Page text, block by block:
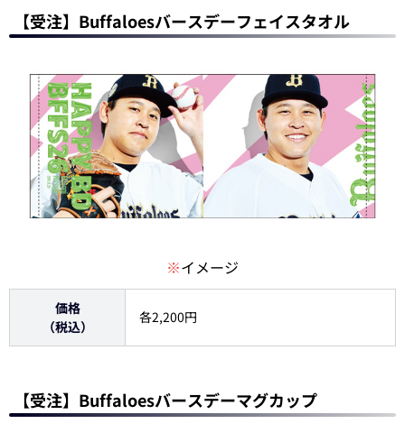
【受注】Buffaloesバースデーフェイスタオル
※イメージ
価格
（税込）
各2,200円
【受注】Buffaloesバースデーマグカップ